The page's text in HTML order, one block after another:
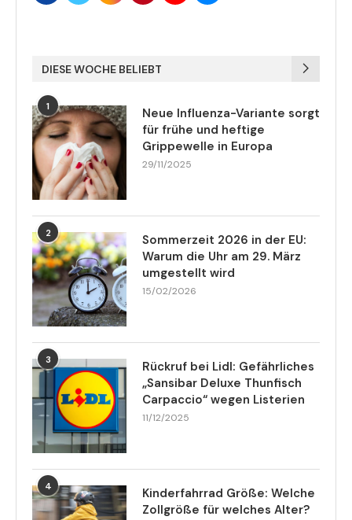
DIESE WOCHE BELIEBT
1
Neue Influenza-Variante sorgt
für frühe und heftige
Grippewelle in Europa
29/11/2025
2
Sommerzeit 2026 in der EU:
Warum die Uhr am 29. März
umgestellt wird
15/02/2026
3
Rückruf bei Lidl: Gefährliches
„Sansibar Deluxe Thunfisch
Carpaccio“ wegen Listerien
11/12/2025
4
Kinderfahrrad Größe: Welche
Zollgröße für welches Alter?